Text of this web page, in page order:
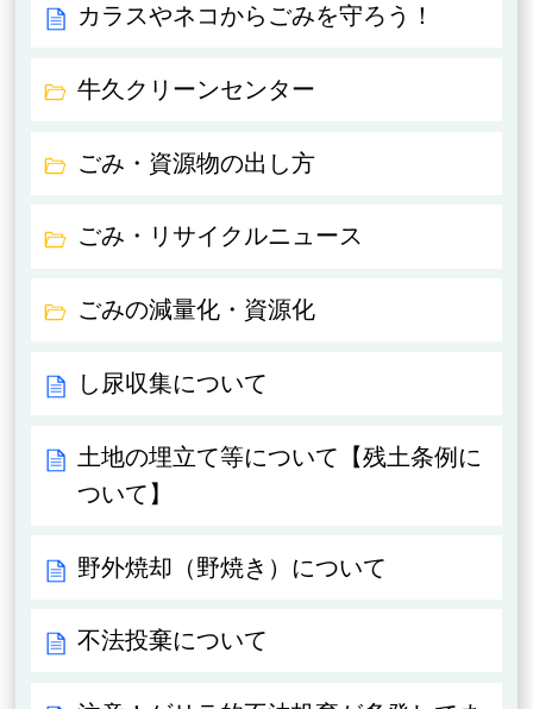
カラスやネコからごみを守ろう！
牛久クリーンセンター
ごみ・資源物の出し方
ごみ・リサイクルニュース
ごみの減量化・資源化
し尿収集について
土地の埋立て等について【残土条例に
ついて】
野外焼却（野焼き）について
不法投棄について